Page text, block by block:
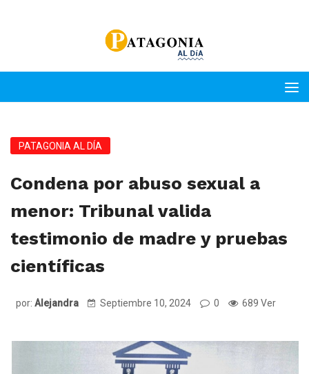
PATAGONIA AL DÍA
Condena por abuso sexual a
menor: Tribunal valida
testimonio de madre y pruebas
científicas
por: Alejandra Septiembre 10, 2024 0 689 Ver